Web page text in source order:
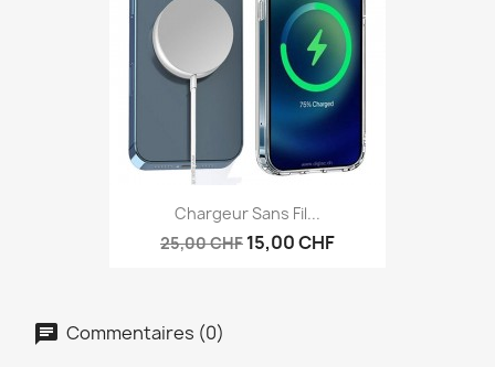
Chargeur Sans Fil...
25,00 CHF 15,00 CHF
Commentaires (0)